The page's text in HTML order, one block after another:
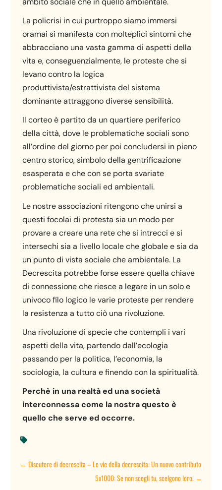
La policrisi in cui purtroppo siamo immersi
oramai si manifesta con molteplici sintomi che
abbracciano una vasta gamma di aspetti della
vita e, conseguenzialmente, le proteste che si
levano contro la logica
produttivista/estrattivista del sistema
dominante attraggono diverse sensibilità.
Il corteo è partito da un quartiere periferico
della città, dove le problematiche sociali sono
all’ordine del giorno per poi concludersi in pieno
centro storico, simbolo della gentrificazione
esasperata e che con se porta svariate
problematiche sociali ed ambientali.
Le nostre associazioni ritengono che unirsi a
questi focolai di protesta sia un modo per
provare a creare una rete che si intrecci e si
intersechi sia a livello locale che globale e sia da
un punto di vista sociale che ambientale. La
Decrescita potrebbe forse essere quella chiave
di connessione che riesce a legare in un solo e
univoco filo logico le varie proteste per rendere
la resistenza a tutto ciò una rivoluzione.
Una rivoluzione di specie che contempli i vari
aspetti della vita, partendo dall’ecologia
passando per la politica, l’economia, la
sociologia, la cultura e finendo con la spiritualità.
Perchè in una realtà ed una società
interconnessa come la nostra questo è
quello che serve ed occorre.

←Discutere di decrescita – Le vie della decrescita: Un nuovo contributo
5x1000: Se non scegli tu, scelgono loro.→